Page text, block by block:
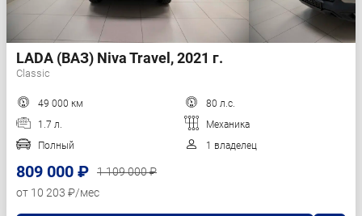
LADA (ВАЗ) Niva Travel, 2021 г.
Classic
49 000 км
80 л.с.
1.7 л.
Механика
Полный
1 владелец
809 000 ₽
1 109 000 ₽
от 10 203 ₽/мес